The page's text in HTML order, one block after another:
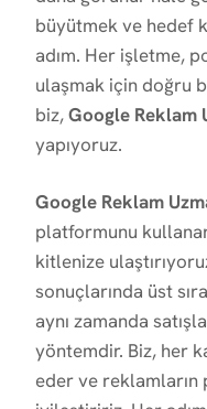
büyütmek ve hedef
adım. Her işletme,
ulaşmak için doğru
biz,Google Reklam
yapıyoruz.
Google Reklam
platformunu
kitlenize
sonuçlarında üst
aynı zamanda
yöntemdir. Biz, her
eder ve reklamların